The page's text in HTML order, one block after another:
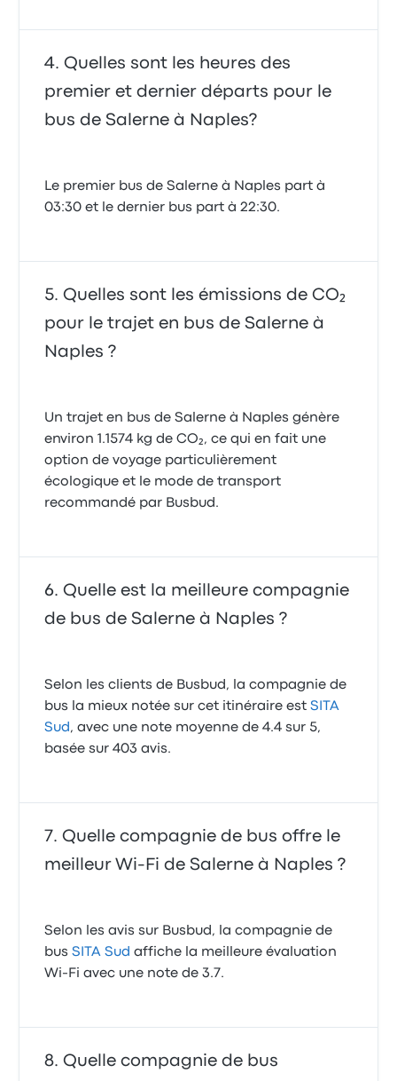
Quelles sont les heures des
premier et dernier départs pour le
bus de Salerne à Naples?
Le premier bus de Salerne à Naples part à
03:30 et le dernier bus part à 22:30.
Quelles sont les émissions de CO₂
pour le trajet en bus de Salerne à
Naples ?
Un trajet en bus de Salerne à Naples génère
environ 1.1574 kg de CO₂, ce qui en fait une
option de voyage particulièrement
écologique et le mode de transport
recommandé par Busbud.
Quelle est la meilleure compagnie
de bus de Salerne à Naples ?
Selon les clients de Busbud, la compagnie de
bus la mieux notée sur cet itinéraire estSITA
Sud , avec une note moyenne de 4.4 sur 5,
basée sur 403 avis.
Quelle compagnie de bus offre le
meilleur Wi-Fi de Salerne à Naples ?
Selon les avis sur Busbud, la compagnie de
busSITA Sud affiche la meilleure évaluation
Wi-Fi avec une note de 3.7.
Quelle compagnie de bus